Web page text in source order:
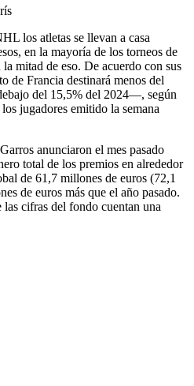
los atletas se llevan a casa
en la mayoría de los torneos de
mitad de eso. De acuerdo con sus
de Francia destinará menos del
del 15,5% del 2024—, según
jugadores emitido la semana
anunciaron el mes pasado
total de los premios en alrededor
de 61,7 millones de euros (72,1
de euros más que el año pasado.
cifras del fondo cuentan una